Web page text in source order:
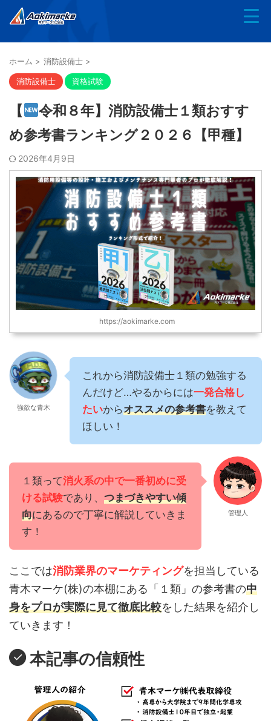
ホーム > 消防設備士 >
消防設備士 資格試験
【
令和８年】消防設備士１類おすす
め参考書ランキング２０２６【甲種】
2026年4月9日
https://aokimarke.com
強欲な青木
これから消防設備士１類の勉強する
んだけど…やるからには一発合格し
たいからオススメの参考書を教えて
ほしい！
１類って消火系の中で一番初めに受
ける試験であり、 つまづきやすい傾
向にあるので丁寧に解説していきま
す！
管理人
ここでは消防業界のマーケティングを担当している
青木マーケ(株)の本棚にある「 １類 」の参考書の中
身をプロが実際に見て徹底比較をした結果を紹介し
ていきます！
本記事の信頼性